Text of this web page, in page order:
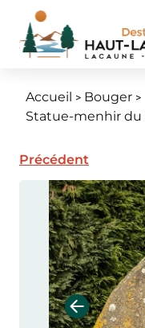
contenu
Fil
Accueil
Bouger
Statue-menhir du
Précédent